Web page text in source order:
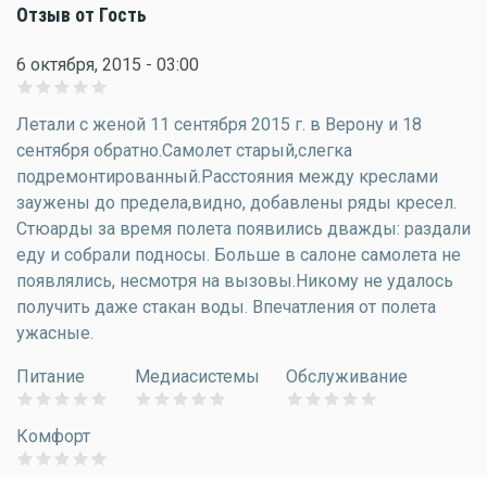
Отзыв от Гость
6 октября, 2015 - 03:00
Летали с женой 11 сентября 2015 г. в Верону и 18
сентября обратно.Самолет старый,слегка
подремонтированный.Расстояния между креслами
заужены до предела,видно, добавлены ряды кресел.
Стюарды за время полета появились дважды: раздали
еду и собрали подносы. Больше в салоне самолета не
появлялись, несмотря на вызовы.Никому не удалось
получить даже стакан воды. Впечатления от полета
ужасные.
Питание Медиасистемы Обслуживание
Комфорт